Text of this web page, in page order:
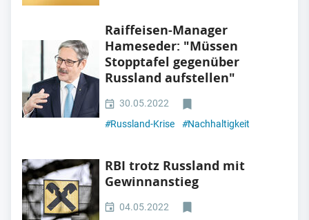
Raiffeisen-Manager
Hameseder: "Müssen
Stopptafel gegenüber
Russland aufstellen"
30.05.2022
#Russland-Krise #Nachhaltigkeit
RBI trotz Russland mit
Gewinnanstieg
04.05.2022